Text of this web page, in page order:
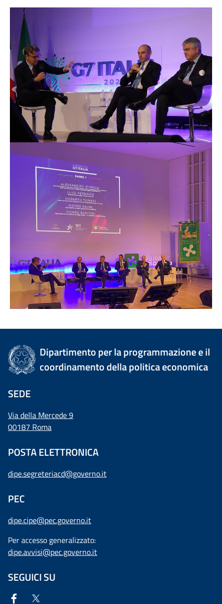
Dipartimento per la programmazione e il
coordinamento della politica economica
SEDE
Via della Mercede 9
00187 Roma
POSTA ELETTRONICA
dipe.segreteriacd@governo.it
PEC
dipe.cipe@pec.governo.it
Per accesso generalizzato:
dipe.avvisi@pec.governo.it
SEGUICI SU